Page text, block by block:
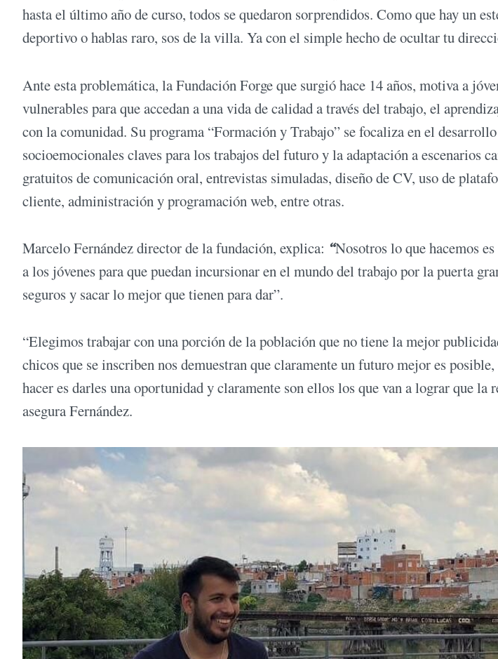
hasta el último año de curso, todos se quedaron sorprendidos. Como que hay un
deportivo o hablas raro, sos de la villa. Ya con el simple hecho de ocultar tu
Ante esta problemática, la Fundación Forge que surgió hace 14 años, motiva a
vulnerables para que accedan a una vida de calidad a través del trabajo, el
con la comunidad. Su programa “Formación y Trabajo” se focaliza en el
socioemocionales claves para los trabajos del futuro y la adaptación a escenarios
gratuitos de comunicación oral, entrevistas simuladas, diseño de CV, uso de
cliente, administración y programación web, entre otras.
Marcelo Fernández director de la fundación, explica: “Nosotros lo que hacemos
a los jóvenes para que puedan incursionar en el mundo del trabajo por la puerta
seguros y sacar lo mejor que tienen para dar”.
“Elegimos trabajar con una porción de la población que no tiene la mejor
chicos que se inscriben nos demuestran que claramente un futuro mejor es
hacer es darles una oportunidad y claramente son ellos los que van a lograr que la
asegura Fernández.